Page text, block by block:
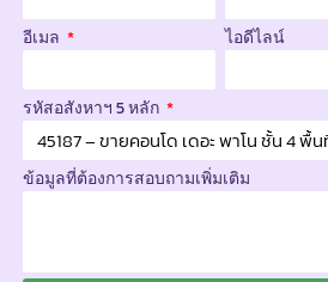
อีเมล ไอดีไลน์
รหัสอสังหาฯ 5 หลัก
ข้อมูลที่ต้องการสอบถามเพิ่มเติม